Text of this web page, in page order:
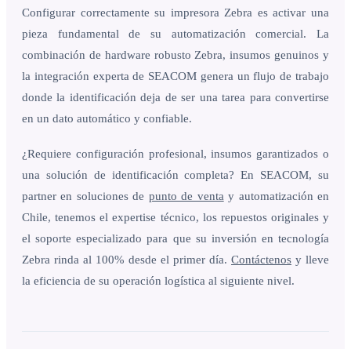
Configurar correctamente su impresora Zebra es activar una
pieza fundamental de su automatización comercial. La
combinación de hardware robusto Zebra, insumos genuinos y
la integración experta de SEACOM genera un flujo de trabajo
donde la identificación deja de ser una tarea para convertirse
en un dato automático y confiable.
¿Requiere configuración profesional, insumos garantizados o
una solución de identificación completa? En SEACOM, su
partner en soluciones de punto de venta y automatización en
Chile, tenemos el expertise técnico, los repuestos originales y
el soporte especializado para que su inversión en tecnología
Zebra rinda al 100% desde el primer día. Contáctenos y lleve
la eficiencia de su operación logística al siguiente nivel.